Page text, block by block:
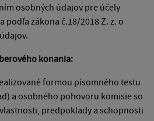
osobných údajov pre účely
podľa zákona č.18/2018 Z. z. o
konania:
formou písomného testu
a osobného pohovoru komisie so
predpoklady a schopnosti